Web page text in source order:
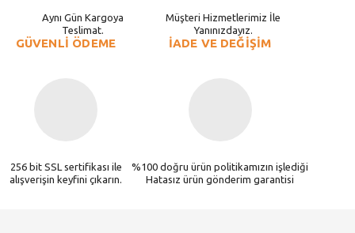
Aynı Gün Kargoya
Teslimat.
Müşteri Hizmetlerimiz İle
Yanınızdayız.
GÜVENLİ ÖDEME
256 bit SSL sertifikası ile
alışverişin keyfini çıkarın.
İADE VE DEĞİŞİM
%100 doğru ürün politikamızın işlediği
Hatasız ürün gönderim garantisi